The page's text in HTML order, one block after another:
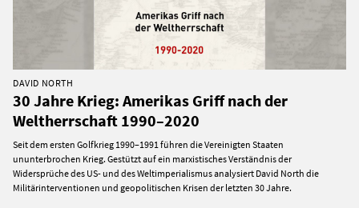
DAVID NORTH
30 Jahre Krieg: Amerikas Griff nach der
Weltherrschaft 1990–2020
Seit dem ersten Golfkrieg 1990–1991 führen die Vereinigten Staaten
ununterbrochen Krieg. Gestützt auf ein marxistisches Verständnis der
Widersprüche des US- und des Weltimperialismus analysiert David North die
Militärinterventionen und geopolitischen Krisen der letzten 30 Jahre.